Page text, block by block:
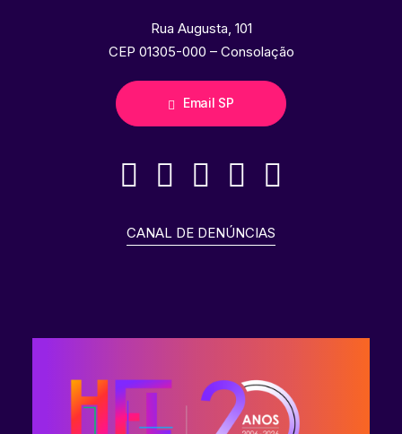
Rua Augusta, 101
CEP 01305-000 – Consolação
Email SP
CANAL DE DENÚNCIAS